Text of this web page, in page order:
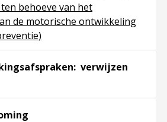
behoeve van het
de motorische ontwikkeling
verwijzen